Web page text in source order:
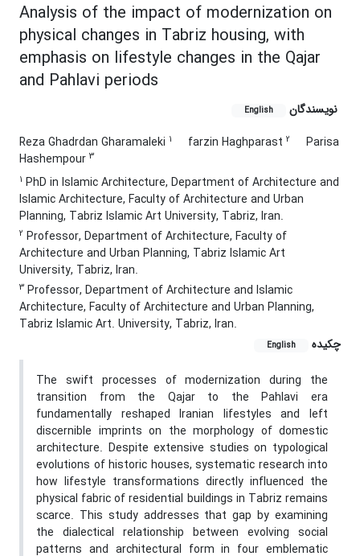
Analysis of the impact of modernization on
physical changes in Tabriz housing, with
emphasis on lifestyle changes in the Qajar
and Pahlavi periods
نویسندگان English
Reza Ghadrdan Gharamaleki 1 farzin Haghparast 2
Parisa
Hashempour 3
1 PhD in Islamic Architecture, Department of Architecture and
Islamic Architecture, Faculty of Architecture and Urban
Planning, Tabriz Islamic Art University, Tabriz, Iran.
2 Professor, Department of Architecture, Faculty of
Architecture and Urban Planning, Tabriz Islamic Art
University, Tabriz, Iran.
3 Professor, Department of Architecture and Islamic
Architecture, Faculty of Architecture and Urban Planning,
Tabriz Islamic Art. University, Tabriz, Iran.
چکیده
English
The swift processes of modernization during the
transition from the Qajar to the Pahlavi era
fundamentally reshaped Iranian lifestyles and left
discernible imprints on the morphology of domestic
architecture. Despite extensive studies on typological
evolutions of historic houses, systematic research into
how lifestyle transformations directly influenced the
physical fabric of residential buildings in Tabriz remains
scarce. This study addresses that gap by examining
the dialectical relationship between evolving social
patterns and architectural form in four emblematic